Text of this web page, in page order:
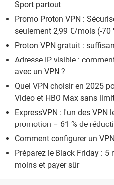
Sport partout
Promo Proton VPN :
seulement 2,99 €/mois (-70
Proton VPN gratuit :
Adresse IP visible :
avec un VPN ?
Quel VPN choisir en 2025
Video et HBO Max sans
ExpressVPN : l'un des VPN
promotion – 61 % de
Comment configurer un
Préparez le Black Friday : 5
moins et payer sûr